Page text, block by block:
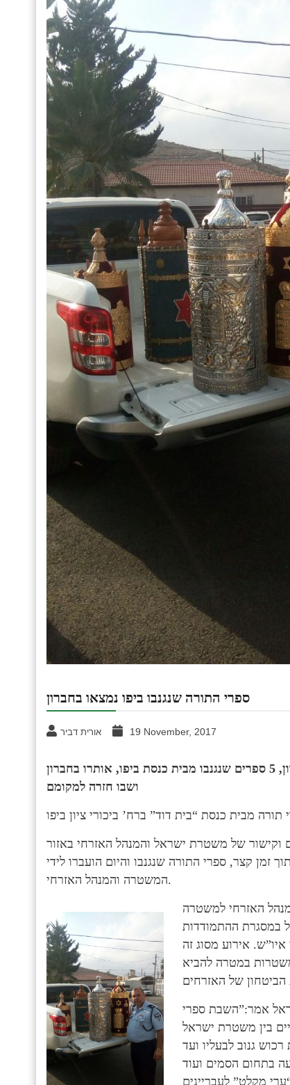
ספרי התורה שנגנבו ביפו נמצאו בחברון
אורית דביר 19 November, 2017
הודות לשיתוף פעולה של משטרת ישראל והמנהל האזרחי בחברון, 5 ספרים שנגנבו מבית כנסת ביפו, אותרו בחברון
ושבו חזרה למקומם
וקישור של משטרת ישראל והמנהל האזרחי באזור
זמן קצר, ספרי התורה שנגנבו והיום הועברו לידי
המשטרה והמנהל האזרחי.
האזרחי למשטרה
במסגרת ההתמודדות
אירוע מסוג זה
במטרה להביא
אמר:”השבת ספרי
בין משטרת ישראל
גנוב לבעליו ועד